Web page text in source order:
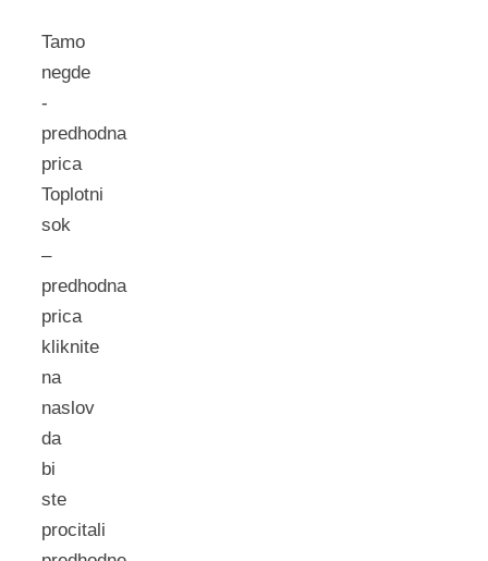
Tamo
negde
-
predhodna
prica
Toplotni
sok
–
predhodna
prica
kliknite
na
naslov
da
bi
ste
procitali